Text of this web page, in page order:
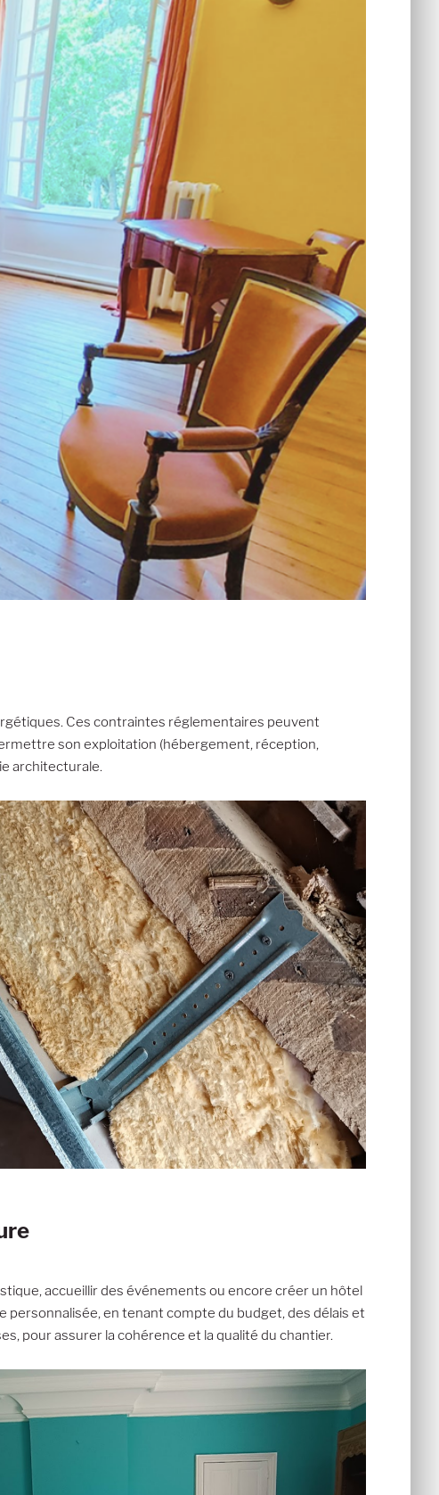
Ces contraintes réglementaires peuvent
son exploitation (hébergement, réception,
architecturale.
accueillir des événements ou encore créer un hôtel
personnalisée, en tenant compte du budget, des délais et
pour assurer la cohérence et la qualité du chantier.